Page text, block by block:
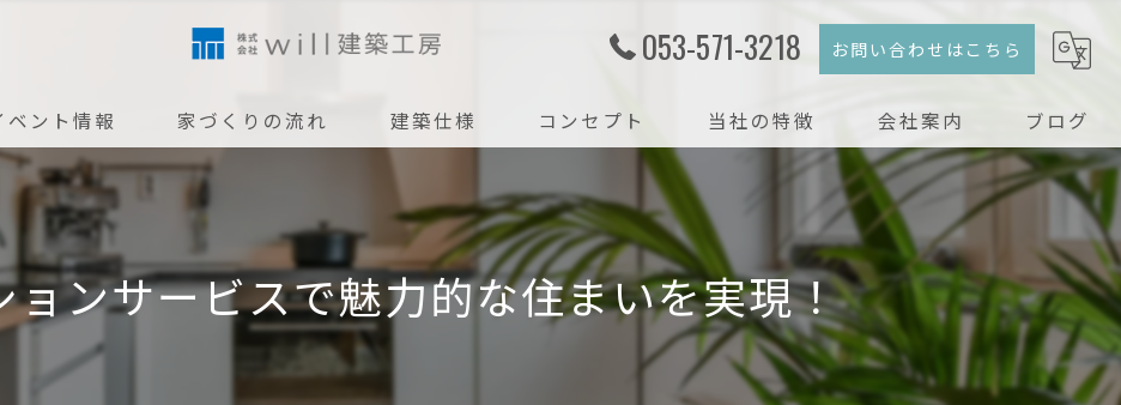
053-571-3218 お問い合わせはこちら
ベント情報 家づくりの流れ 建築仕様 コンセプト 当社の特徴
注文住宅
新築
戸建て
リフォーム
会社案内 ブログ
コラム
ョンサービスで魅力的な住まいを実現！